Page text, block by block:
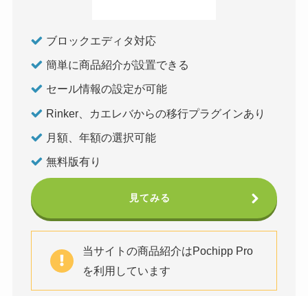
ブロックエディタ対応
簡単に商品紹介が設置できる
セール情報の設定が可能
Rinker、カエレバからの移行プラグインあり
月額、年額の選択可能
無料版有り
見てみる
当サイトの商品紹介はPochipp Pro
を利用しています